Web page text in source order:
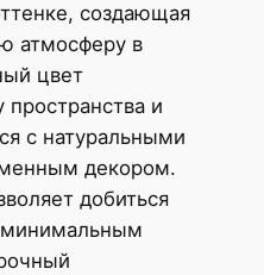
создающая
атмосферу в
цвет
пространства и
с натуральными
декором.
добиться
минимальным